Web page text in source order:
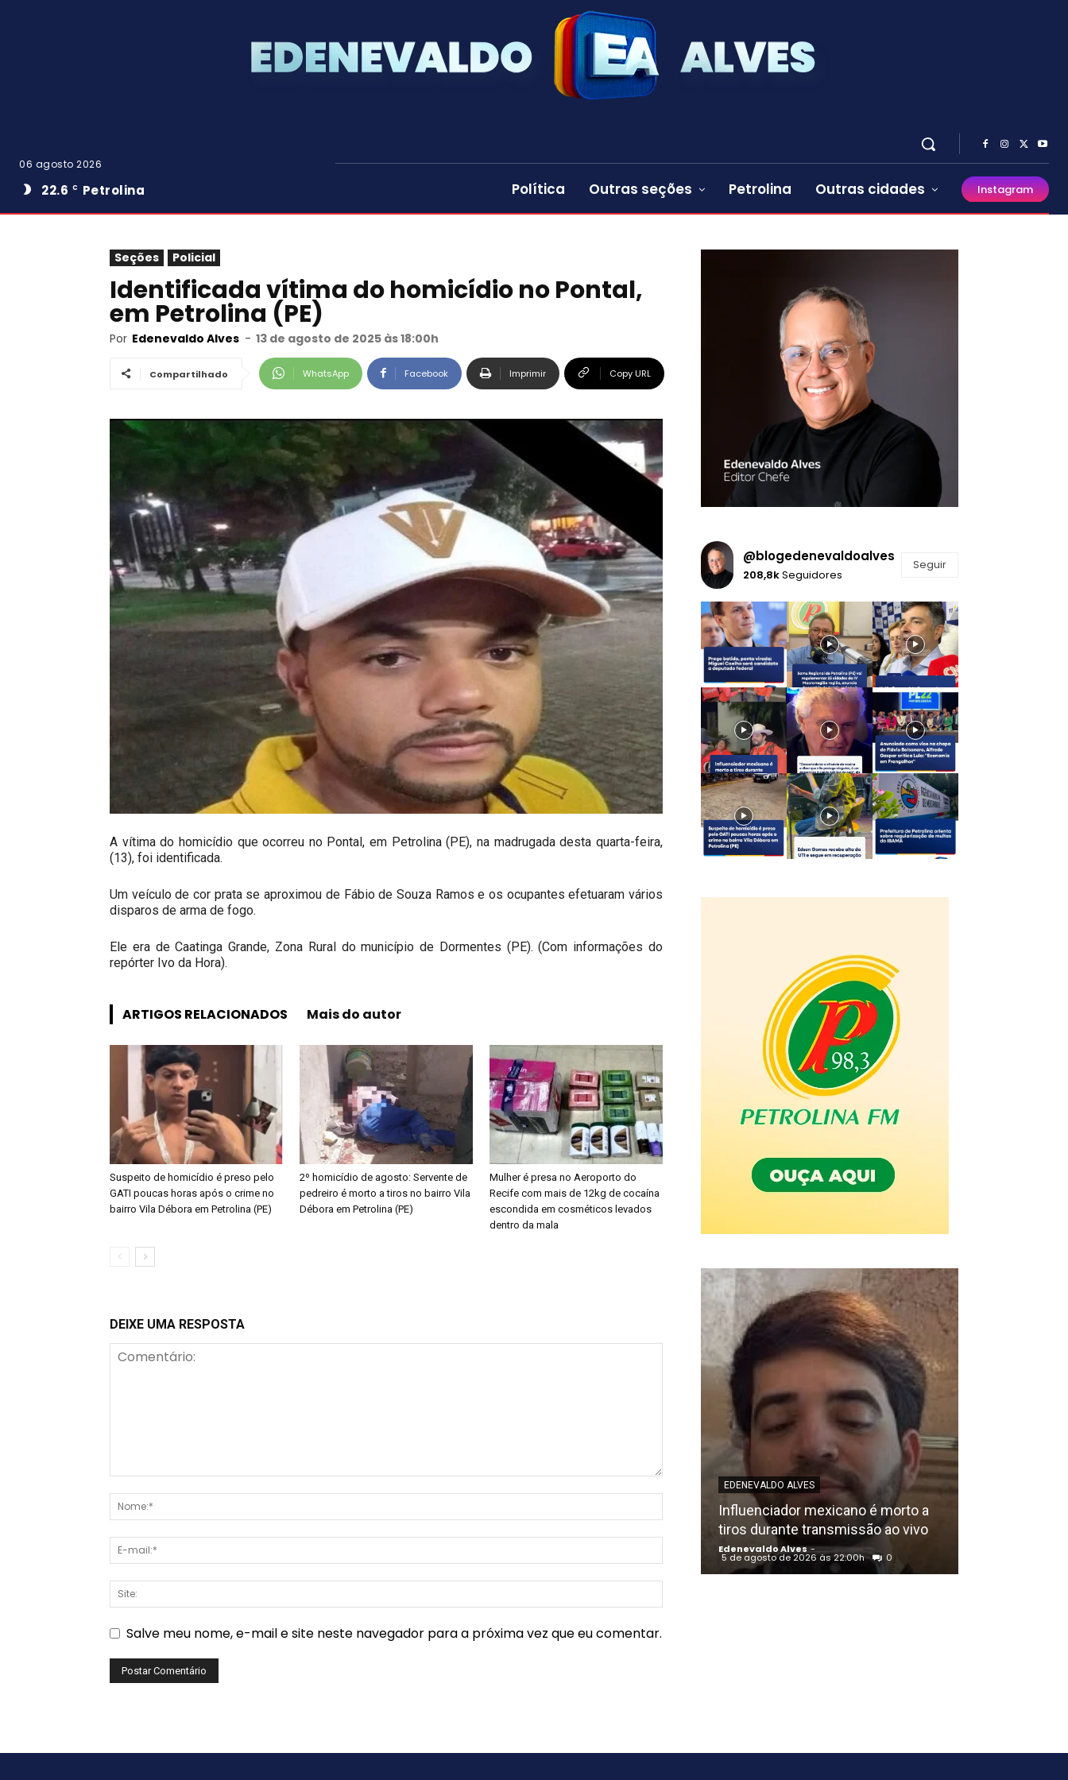
06 agosto 2026
22.6 C Petrolina Política Outras seções Petrolina Outras cidades Instagram
Seções Policial
Identificada vítima do homicídio no Pontal,
em Petrolina (PE)
Por Edenevaldo Alves - 13 de agosto de 2025 às 18:00h
Compartilhado WhatsApp Facebook Imprimir Copy URL
A vítima do homicídio que ocorreu no Pontal, em Petrolina (PE), na madrugada desta quarta-feira,
(13), foi identificada.
Um veículo de cor prata se aproximou de Fábio de Souza Ramos e os ocupantes efetuaram vários
disparos de arma de fogo.
Ele era de Caatinga Grande, Zona Rural do município de Dormentes (PE). (Com informações do
repórter Ivo da Hora).
ARTIGOS RELACIONADOS Mais do autor
Suspeito de homicídio é preso pelo
GATI poucas horas após o crime no
bairro Vila Débora em Petrolina (PE)
2º homicídio de agosto: Servente de
pedreiro é morto a tiros no bairro Vila
Débora em Petrolina (PE)
Mulher é presa no Aeroporto do
Recife com mais de 12kg de cocaína
escondida em cosméticos levados
dentro da mala
DEIXE UMA RESPOSTA
Salve meu nome, e-mail e site neste navegador para a próxima vez que eu comentar.
@blogedenevaldoalves
208,8kSeguidores
Seguir
EDENEVALDO ALVES
Influenciador mexicano é morto a
tiros durante transmissão ao vivo
Edenevaldo Alves -
5 de agosto de 2026 às 22:00h 0